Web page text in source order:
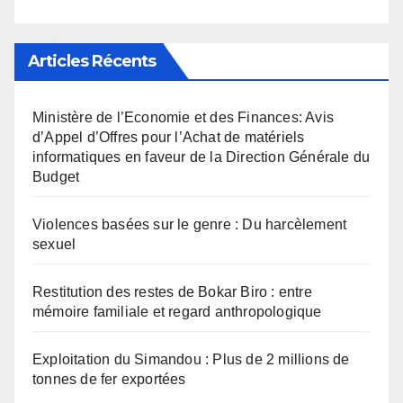
Articles Récents
Ministère de l’Economie et des Finances: Avis
d’Appel d’Offres pour l’Achat de matériels
informatiques en faveur de la Direction Générale du
Budget
Violences basées sur le genre : Du harcèlement
sexuel
Restitution des restes de Bokar Biro : entre
mémoire familiale et regard anthropologique
Exploitation du Simandou : Plus de 2 millions de
tonnes de fer exportées